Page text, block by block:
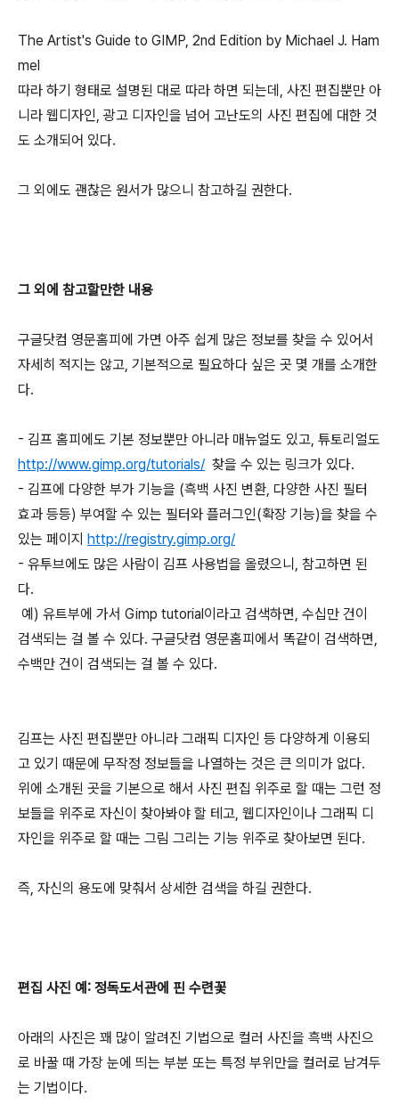
The Artist's Guide to GIMP, 2nd Edition by Michael J. Ham
mel
따라 하기 형태로 설명된 대로 따라 하면 되는데, 사진 편집뿐만 아
니라 웹디자인, 광고 디자인을 넘어 고난도의 사진 편집에 대한 것
도 소개되어 있다.
그 외에도 괜찮은 원서가 많으니 참고하길 권한다.
그 외에 참고할만한 내용
구글닷컴 영문홈피에 가면 아주 쉽게 많은 정보를 찾을 수 있어서
자세히 적지는 않고, 기본적으로 필요하다 싶은 곳 몇 개를 소개한
다.
- 김프 홈피에도 기본 정보뿐만 아니라 매뉴얼도 있고, 튜토리얼도
http://www.gimp.org/tutorials/ 찾을 수 있는 링크가 있다.
- 김프에 다양한 부가 기능을 (흑백 사진 변환, 다양한 사진 필터
효과 등등) 부여할 수 있는 필터와 플러그인(확장 기능)을 찾을 수
있는 페이지 http://registry.gimp.org/
- 유투브에도 많은 사람이 김프 사용법을 올렸으니, 참고하면 된
다.
예) 유트부에 가서 Gimp tutorial이라고 검색하면, 수십만 건이
검색되는 걸 볼 수 있다. 구글닷컴 영문홈피에서 똑같이 검색하면,
수백만 건이 검색되는 걸 볼 수 있다.
김프는 사진 편집뿐만 아니라 그래픽 디자인 등 다양하게 이용되
고 있기 때문에 무작정 정보들을 나열하는 것은 큰 의미가 없다.
위에 소개된 곳을 기본으로 해서 사진 편집 위주로 할 때는 그런 정
보들을 위주로 자신이 찾아봐야 할 테고, 웹디자인이나 그래픽 디
자인을 위주로 할 때는 그림 그리는 기능 위주로 찾아보면 된다.
즉, 자신의 용도에 맞춰서 상세한 검색을 하길 권한다.
편집 사진 예: 정독도서관에 핀 수련꽃
아래의 사진은 꽤 많이 알려진 기법으로 컬러 사진을 흑백 사진으
로 바꿀 때 가장 눈에 띄는 부분 또는 특정 부위만을 컬러로 남겨두
는 기법이다.